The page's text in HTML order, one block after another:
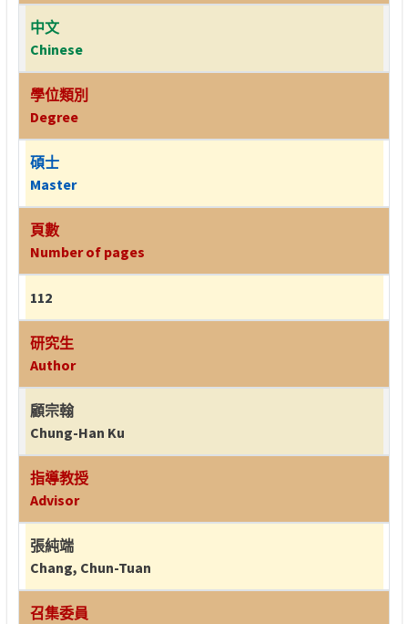
中文
Chinese
學位類別
Degree
碩士
Master
頁數
Number of pages
112
研究生
Author
顧宗翰
Chung-Han Ku
指導教授
Advisor
張純端
Chang, Chun-Tuan
召集委員